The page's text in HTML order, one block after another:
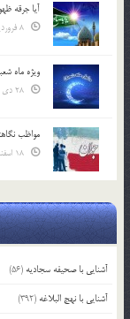
آیا جرقه
ویژه ماه
مواظب
آشنایی با صحیفه سجادیه (56)
آشنایی با نهج البلاغه (392)